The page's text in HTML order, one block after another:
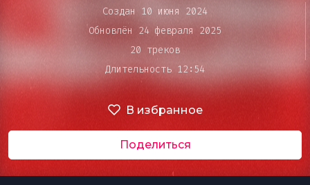
Эдиторы
Чарты
DJ BATTLE
Создан 10 июня 2024
Обновлён 24 февраля 2025
20 треков
Длительность 12:54
В избранное
Поделиться
воспроизведения